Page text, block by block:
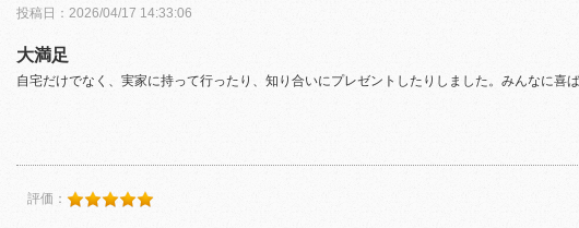
投稿日：2026/04/17 14:33:06
大満足
自宅だけでなく、実家に持って行ったり、知り合いにプレゼントしたりしました。みんなに喜ば
評価：